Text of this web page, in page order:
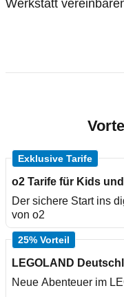
Werkstatt
Exklusive Tarife
o2 Tarife für Kids
Der sichere Start ins
von o2
25% Vorteil
LEGOLAND
Neue Abenteuer im